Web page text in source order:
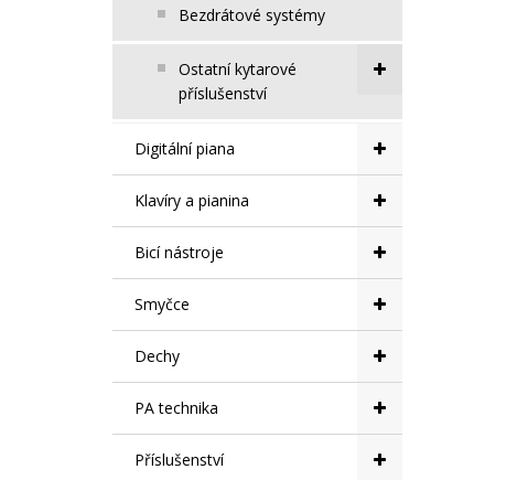
Bezdrátové systémy
Ostatní kytarové
příslušenství
Digitální piana
Klavíry a pianina
Bicí nástroje
Smyčce
Dechy
PA technika
Příslušenství